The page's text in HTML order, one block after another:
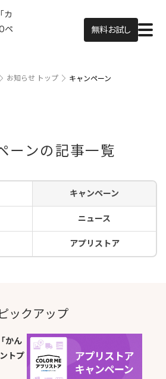
無料お試し
お知らせ トップ キャンペーン
ーンの記事一覧
キャンペーン
ニュース
アプリストア
ピックアップ